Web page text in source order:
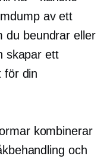
av ett
du beundrar eller
skapar ett
för din
kombinerar
och